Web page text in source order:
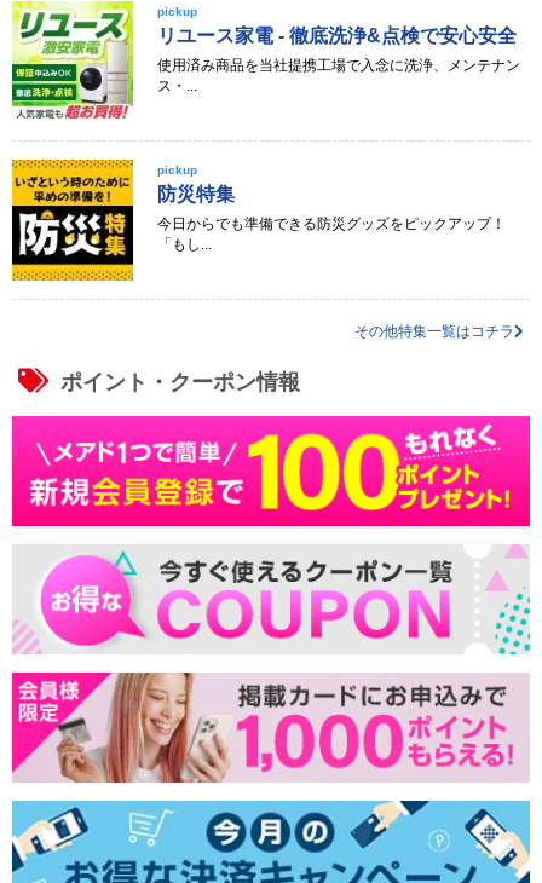
pickup
リユース家電 - 徹底洗浄&点検で安心安全
使用済み商品を当社提携工場で入念に洗浄、メンテナン
ス・...
pickup
防災特集
今日からでも準備できる防災グッズをピックアップ！
「もし...
その他特集一覧はコチラ
ポイント・クーポン情報